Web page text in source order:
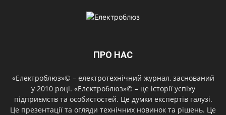
ПРО НАС
«Електроблюз»© – електротехнічний журнал, заснований
у 2010 році. «Електроблюз»© – це історії успіху
підприємств та особистостей. Це думки експертів галузі.
Це презентації та огляди технічних новинок та рішень. Це